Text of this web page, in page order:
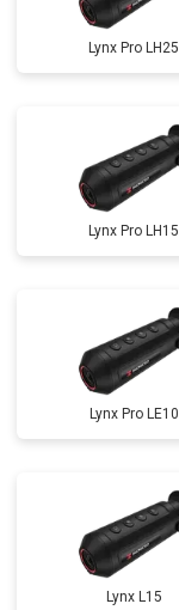
Lynx Pro LH25
Lynx Pro LH15
Lynx Pro LE10
Lynx L15